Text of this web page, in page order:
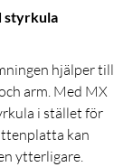
styrkula
hjälper till
arm. Med MX
i stället för
kan
ytterligare.